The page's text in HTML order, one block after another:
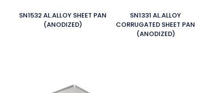
SN1532 AL.ALLOY SHEET PAN
(ANODIZED)
SN1331 AL.ALLOY
CORRUGATED SHEET PAN
(ANODIZED)